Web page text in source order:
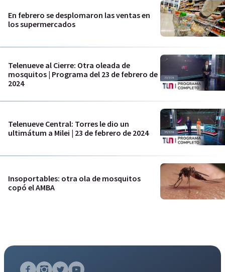
En febrero se desplomaron las ventas en
los supermercados
Telenueve al Cierre: Otra oleada de
mosquitos | Programa del 23 de febrero de
2024
Telenueve Central: Torres le dio un
ultimátum a Milei | 23 de febrero de 2024
Insoportables: otra ola de mosquitos
copó el AMBA